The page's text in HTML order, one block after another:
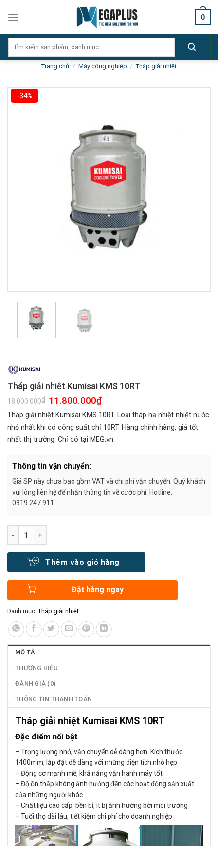
0
kiếm:
Trang chủ / Máy công nghiệp / Tháp giải nhiệt
-34%
Tháp giải nhiệt Kumisai KMS 10RT
18.000.000₫ Giá
gốc
là:
18.000.000₫.
11.800.000₫Giá
tại
là:
11.800.000₫.
Tháp giải nhiệt Kumisai KMS 10RT. Loại tháp hạ nhiệt nhiệt nước
nhỏ nhất khi có công suất chỉ 10RT. Hàng chính hãng, giá tốt
nhất thị trường. Chỉ có tại MEG.vn
Thông tin vận chuyển:
Giá SP này chưa bao gồm VAT và chi phí vận chuyển. Quý khách
vui lòng liên hệ để nhận thông tin về cước phí. Hotline:
0919.247.911
Số lượng
Thêm vào giỏ hàng
Đặt hàng ngay
Danh mục: Tháp giải nhiệt
MÔ TẢ
THƯƠNG HIỆU
ĐÁNH GIÁ (0)
THÔNG TIN THANH TOÁN
Tháp giải nhiệt Kumisai KMS 10RT
Đặc điểm nổi bật
– Trọng lượng nhỏ, vận chuyển dễ dàng hơn. Kích thước
1400mm, lắp đặt dễ dàng với những diện tích nhỏ hẹp.
– Động cơ mạnh mẽ, khả năng vận hành máy tốt
– Độ ồn thấp không ảnh hưởng đến các hoạt động sản xuất
của những người khác.
– Chất liệu cao cấp, bền bỉ, ít bị ảnh hưởng bởi môi trường
– Tuổi thọ dài lâu, tiết kiệm chi phí cho doanh nghiệp.